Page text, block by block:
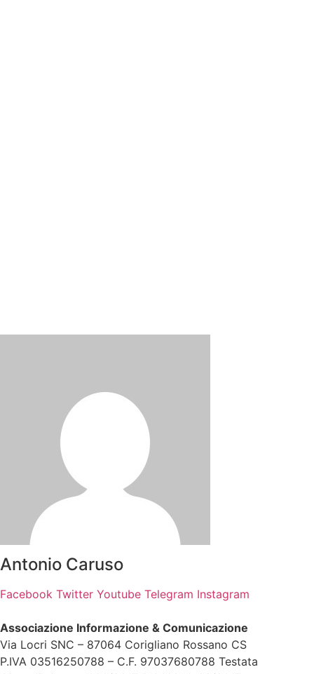
Antonio Caruso
Facebook Twitter Youtube Telegram Instagram
Associazione Informazione & Comunicazione
Via Locri SNC – 87064 Corigliano Rossano CS
P.IVA 03516250788 – C.F. 97037680788 Testata